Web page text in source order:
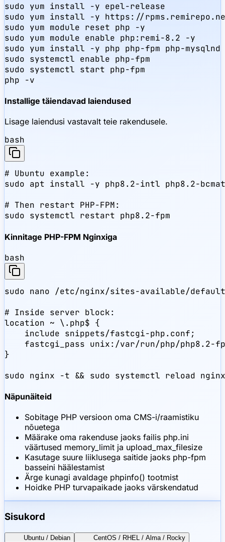
sudo yum install -y epel-release
sudo yum install -y https://
sudo yum module reset php -y
sudo yum module enable php:remi-8.2 -y
sudo yum install -y php php-fpm php-
sudo systemctl enable php-fpm
sudo systemctl start php-fpm
php -v
Installige täiendavad laiendused
Lisage laiendusi vastavalt teie rakendusele.
bash
# Ubuntu example:
sudo apt install -y php8.2-intl php8.2-
# Then restart PHP-FPM:
sudo systemctl restart php8.2-fpm
Kinnitage PHP-FPM Nginxiga
bash
sudo nano /etc/nginx/sites-available/default
# Inside server block:
location ~ \.php$ {
    include snippets/fastcgi-php.conf;
fastcgi_pass unix:/var/run/php/php8.2-
}
sudo nginx -t && sudo systemctl reload nginx
Näpunäiteid
Sobitage PHP versioon oma CMS-i/raamistiku
nõuetega
Määrake oma rakenduse jaoks failis php.ini
väärtused memory_limit ja upload_max_filesize
Kasutage suure liiklusega saitide jaoks php-fpm
basseini häälestamist
Ärge kunagi avaldage phpinfo() tootmist
Hoidke PHP turvapaikade jaoks värskendatud
Sisukord
Ubuntu / Debian
CentOS / RHEL / Alma / Rocky